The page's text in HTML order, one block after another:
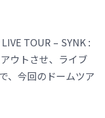
TOUR – SYNK :
ウトさせ、ライブ
、今回のドームツア